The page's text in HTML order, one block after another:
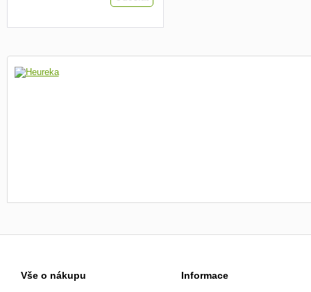
Vše o nákupu Informace